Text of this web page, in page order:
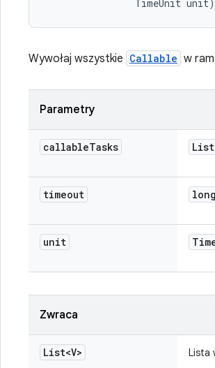
                TimeUnit unit)
Wywołaj wszystkie Callable w
Parametry
callableTasks List
timeout long
unit
Zwraca
List<V> Lista